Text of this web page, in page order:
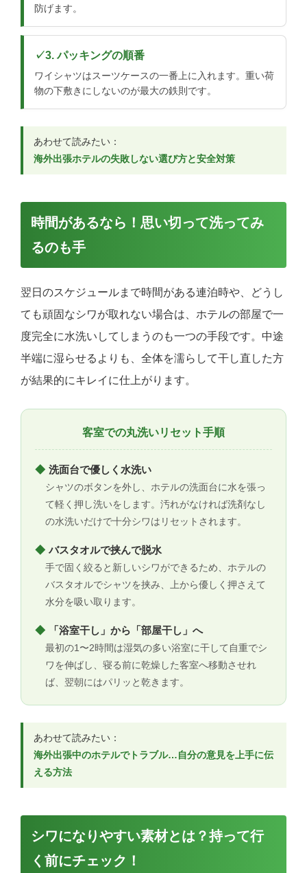
防げます。
3. パッキングの順番
ワイシャツはスーツケースの一番上に入れます。重い荷
物の下敷きにしないのが最大の鉄則です。
あわせて読みたい：
海外出張ホテルの失敗しない選び方と安全対策
時間があるなら！思い切って洗ってみ
るのも手
翌日のスケジュールまで時間がある連泊時や、どうし
ても頑固なシワが取れない場合は、ホテルの部屋で一
度完全に水洗いしてしまうのも一つの手段です。中途
半端に湿らせるよりも、全体を濡らして干し直した方
が結果的にキレイに仕上がります。
客室での丸洗いリセット手順
◆ 洗面台で優しく水洗い
シャツのボタンを外し、ホテルの洗面台に水を張っ
て軽く押し洗いをします。汚れがなければ洗剤なし
の水洗いだけで十分シワはリセットされます。
◆ バスタオルで挟んで脱水
手で固く絞ると新しいシワができるため、ホテルの
バスタオルでシャツを挟み、上から優しく押さえて
水分を吸い取ります。
◆ 「浴室干し」から「部屋干し」へ
最初の1〜2時間は湿気の多い浴室に干して自重でシ
ワを伸ばし、寝る前に乾燥した客室へ移動させれ
ば、翌朝にはパリッと乾きます。
あわせて読みたい：
海外出張中のホテルでトラブル…自分の意見を上手に伝
える方法
シワになりやすい素材とは？持って行
く前にチェック！